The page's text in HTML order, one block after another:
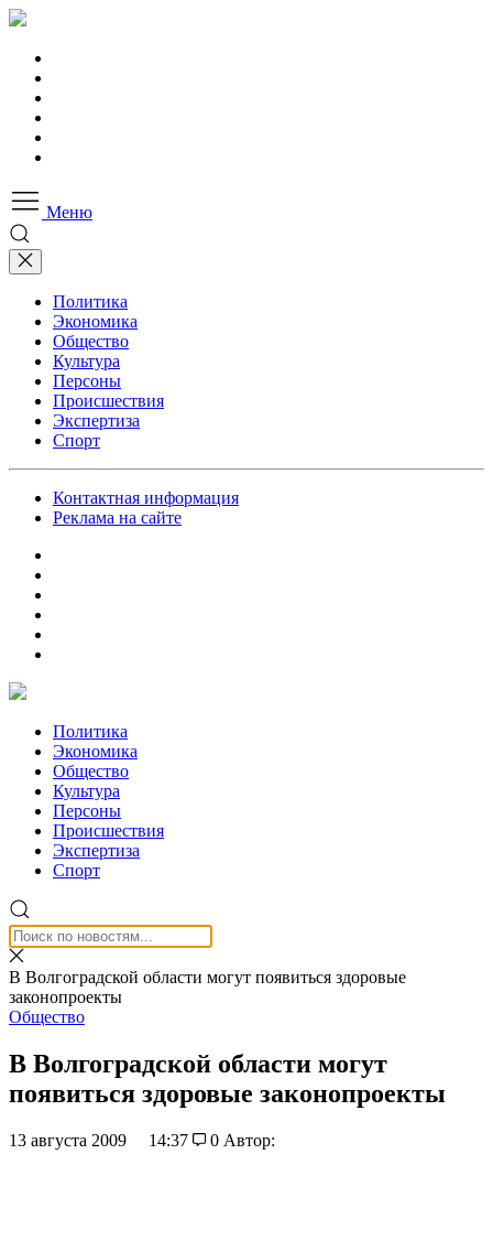
Меню
Политика
Экономика
Общество
Культура
Персоны
Происшествия
Экспертиза
Спорт
Контактная информация
Реклама на сайте
Политика
Экономика
Общество
Культура
Персоны
Происшествия
Экспертиза
Спорт
В Волгоградской области могут появиться здоровые
законопроекты
Общество
В Волгоградской области могут
появиться здоровые законопроекты
13 августа 2009 14:37 0 Автор: